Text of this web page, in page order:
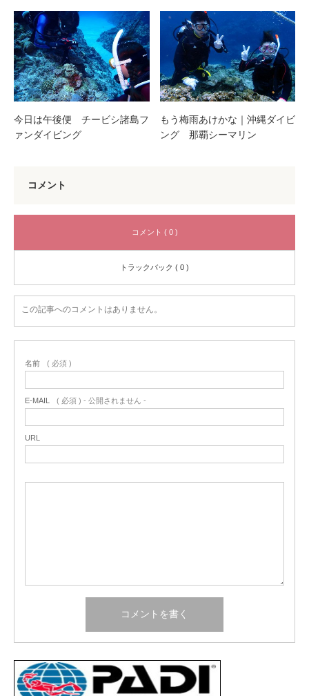
今日は午後便 チービシ諸島フ
ァンダイビング
もう梅雨あけかな｜沖縄ダイビ
ング 那覇シーマリン
コメント
コメント ( 0 )
トラックバック ( 0 )
この記事へのコメントはありません。
名前 ( 必須 )
E-MAIL ( 必須 ) - 公開されません -
URL